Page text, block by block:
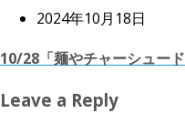
2024年10月18日
10/28「麺やチャーシュー
Leave a Reply